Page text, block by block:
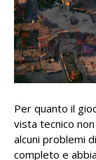
Per quanto il
vista tecnico
alcuni problemi
completo e